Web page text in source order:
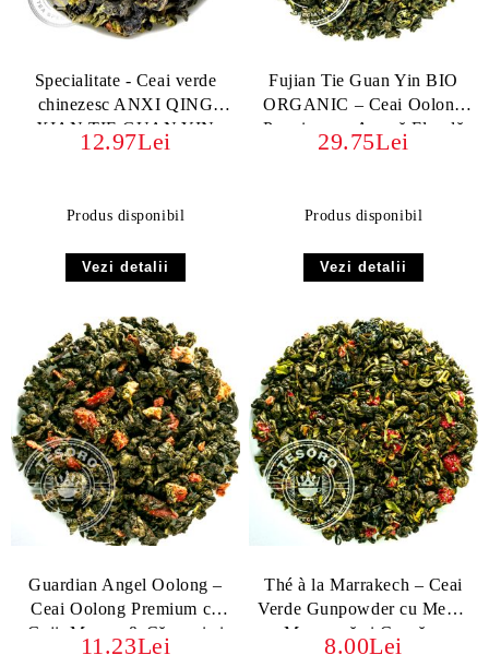
Specialitate - Ceai verde
chinezesc ANXI QING
XIAN TIE GUAN YIN
12.97Lei
Produs disponibil
Vezi detalii
Fujian Tie Guan Yin BIO
ORGANIC – Ceai Oolong
Premium cu Aromă Florală
și Dulceață Echilibrată
29.75Lei
Produs disponibil
Vezi detalii
Guardian Angel Oolong –
Ceai Oolong Premium cu
Goji, Mango & Căpșuni si
Milky Oolong
11.23Lei
Thé à la Marrakech – Ceai
Verde Gunpowder cu Mentă
Marocană și Coacăze
8.00Lei